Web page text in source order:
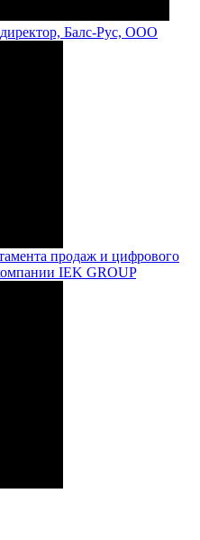
Балс-Рус, ООО
продаж и цифрового
IEK GROUP